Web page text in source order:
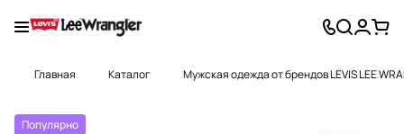
Главная Каталог Мужская одежда от брендов LEVIS LEE
Популярно